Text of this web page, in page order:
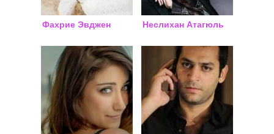
Фахрие Эвджен Неслихан Атагюль